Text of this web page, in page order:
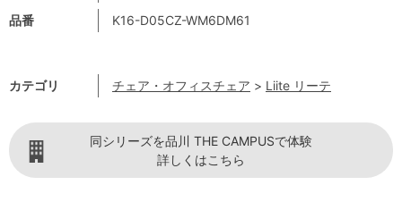
品番
K16-D05CZ-WM6DM61
カテゴリ チェア・オフィスチェア > Liite リーテ
同シリーズを品川 THE CAMPUSで体験
詳しくはこちら